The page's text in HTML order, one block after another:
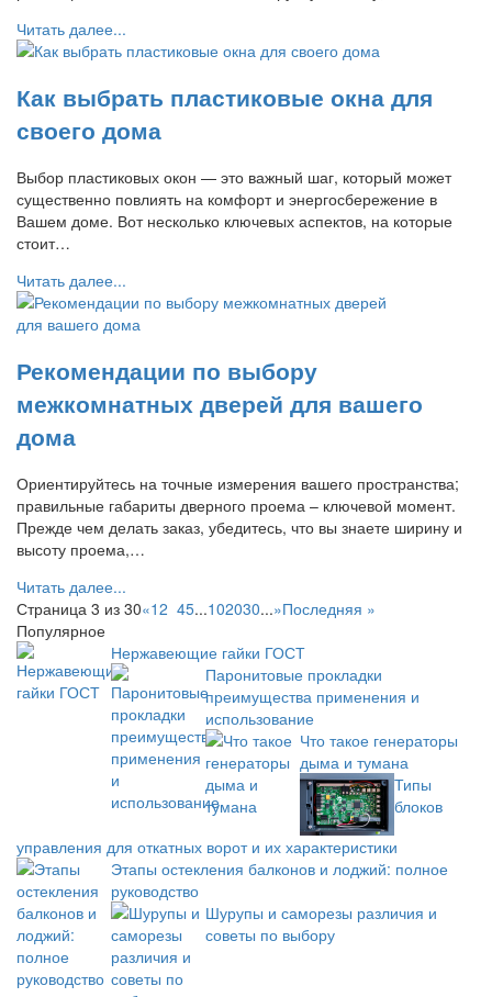
Читать далее...
Как выбрать пластиковые окна для
своего дома
Выбор пластиковых окон — это важный шаг, который может
существенно повлиять на комфорт и энергосбережение в
Вашем доме. Вот несколько ключевых аспектов, на которые
стоит…
Читать далее...
Рекомендации по выбору
межкомнатных дверей для вашего
дома
Ориентируйтесь на точные измерения вашего пространства;
правильные габариты дверного проема – ключевой момент.
Прежде чем делать заказ, убедитесь, что вы знаете ширину и
высоту проема,…
Читать далее...
Страница 3 из 30«12 45...102030...»Последняя »
Популярное
Нержавеющие гайки ГОСТ
Паронитовые прокладки
преимущества применения и
использование
Что такое генераторы
дыма и тумана
Типы
блоков
управления для откатных ворот и их характеристики
Этапы остекления балконов и лоджий: полное
руководство
Шурупы и саморезы различия и
советы по выбору